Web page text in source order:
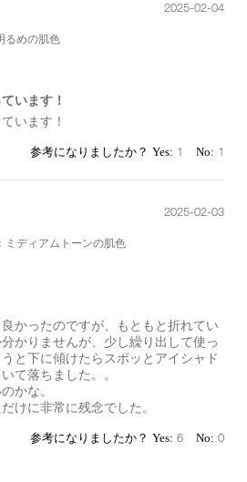
るめの肌色
います！
います！
2025-02-04
1 1
ミディアムトーンの肌色
かったのですが、もともと折れてい
かりませんが、少し繰り出して使っ
と下に傾けたらスポッとアイシャド
て落ちました。。
かな。
けに非常に残念でした。
2025-02-03
6 0